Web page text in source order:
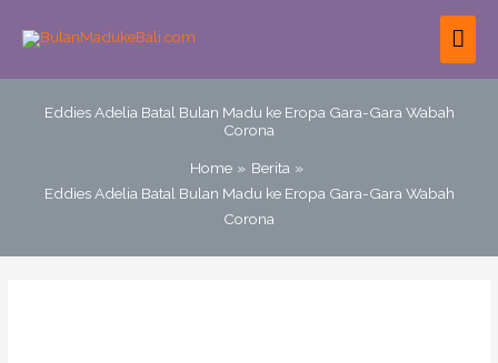
Eddies Adelia Batal Bulan Madu ke Eropa Gara-Gara Wabah
Corona
Home
Berita
Eddies Adelia Batal Bulan Madu ke Eropa Gara-Gara Wabah
Corona